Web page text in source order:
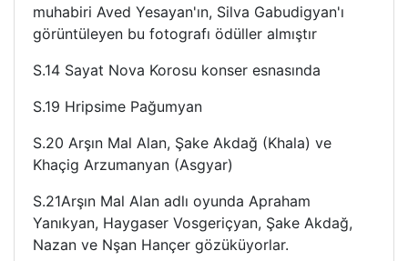
muhabiri Aved Yesayan'ın, Silva Gabudigyan'ı
görüntüleyen bu fotografı ödüller almıştır
S.14 Sayat Nova Korosu konser esnasında
S.19 Hripsime Pağumyan
S.20 Arşın Mal Alan, Şake Akdağ (Khala) ve
Khaçig Arzumanyan (Asgyar)
S.21Arşın Mal Alan adlı oyunda Apraham
Yanıkyan, Haygaser Vosgeriçyan, Şake Akdağ,
Nazan ve Nşan Hançer gözüküyorlar.